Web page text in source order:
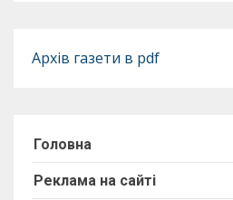
Архів газети в pdf
Головна
Реклама на сайті